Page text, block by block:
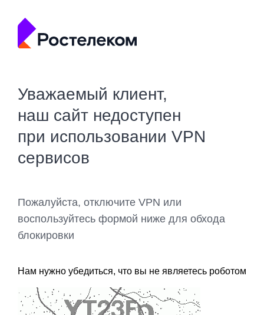
Уважаемый клиент,
наш сайт недоступен
при использовании VPN
сервисов
Пожалуйста, отключите VPN или
воспользуйтесь формой ниже для обхода
блокировки
Нам нужно убедиться, что вы не являетесь роботом